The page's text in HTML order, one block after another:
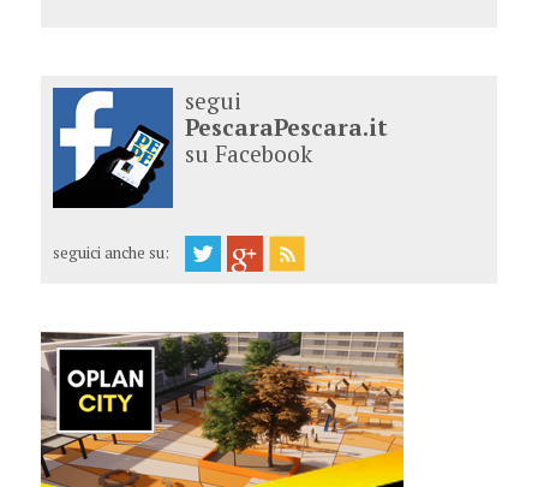
segui
PescaraPescara.it
su Facebook
seguici anche su: